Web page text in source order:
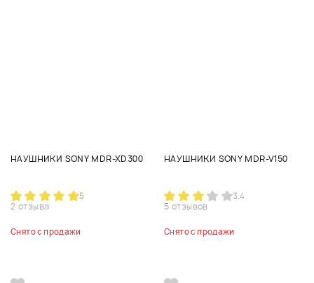
НАУШНИКИ SONY MDR-XD300
5
2 отзыва
Снято с продажи
НАУШНИКИ SONY MDR-V150
3.4
5 отзывов
Снято с продажи